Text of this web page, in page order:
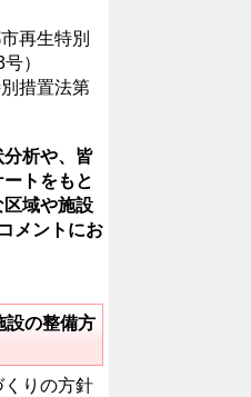
再生特別
）
措置法第
析や、皆
トをもと
域や施設
メントにお
設の整備方
りの方針